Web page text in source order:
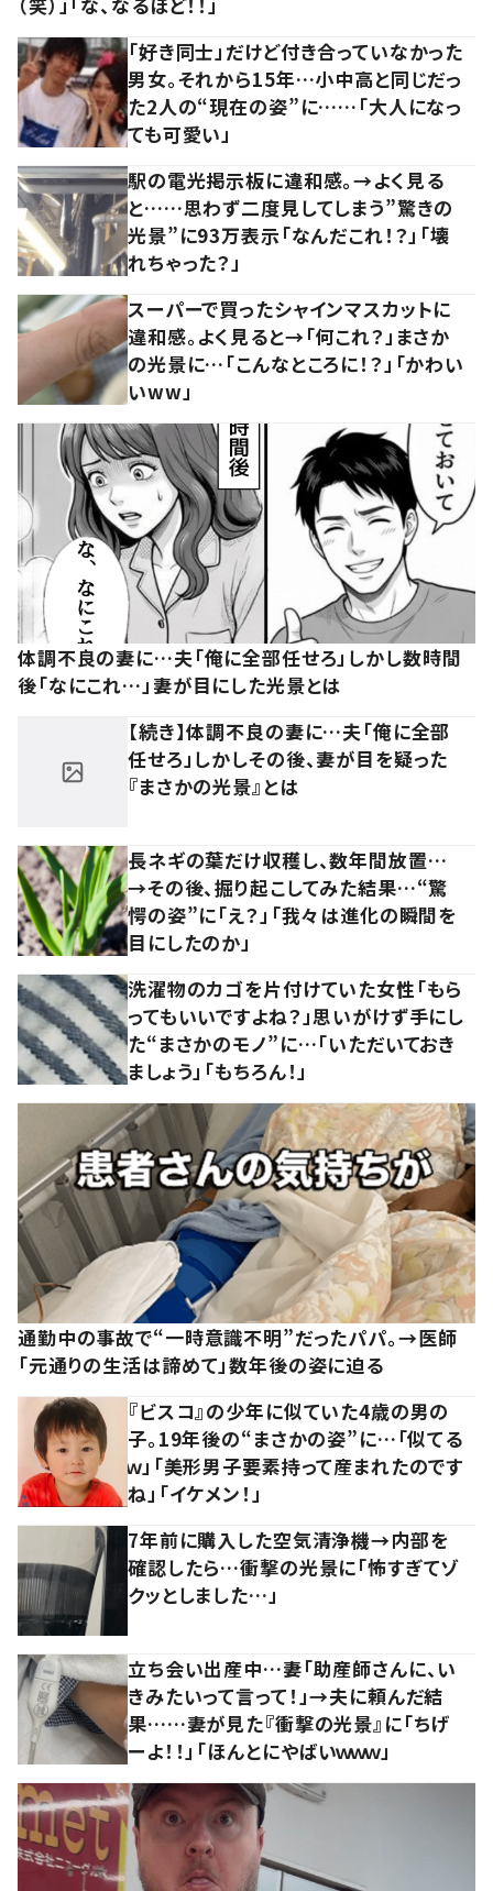
「好き同士」だけど付き合っていなかった
男女。それから15年…小中高と同じだっ
た2人の“現在の姿”に……「大人になっ
ても可愛い」
駅の電光掲示板に違和感。→よく見る
と……思わず二度見してしまう”驚きの
光景”に93万表示「なんだこれ！？」「壊
れちゃった？」
スーパーで買ったシャインマスカットに
違和感。よく見ると→「何これ？」まさか
の光景に…「こんなところに！？」「かわい
いww」
体調不良の妻に…夫「俺に全部任せろ」しかし数時間
後「なにこれ…」妻が目にした光景とは
【続き】体調不良の妻に…夫「俺に全部
任せろ」しかしその後、妻が目を疑った
『まさかの光景』とは
長ネギの葉だけ収穫し、数年間放置…
→その後、掘り起こしてみた結果…“驚
愕の姿”に「え？」「我々は進化の瞬間を
目にしたのか」
洗濯物のカゴを片付けていた女性「もら
ってもいいですよね？」思いがけず手にし
た“まさかのモノ”に…「いただいておき
ましょう」「もちろん！」
通勤中の事故で“一時意識不明”だったパパ。→医師
「元通りの生活は諦めて」数年後の姿に迫る
『ビスコ』の少年に似ていた4歳の男の
子。19年後の“まさかの姿”に…「似てる
ｗ」「美形男子要素持って産まれたのです
ね」「イケメン！」
7年前に購入した空気清浄機→内部を
確認したら…衝撃の光景に「怖すぎてゾ
クッとしました…」
立ち会い出産中…妻「助産師さんに、い
きみたいって言って！」→夫に頼んだ結
果……妻が見た『衝撃の光景』に「ちげ
ーよ！！」「ほんとにやばいｗｗｗ」